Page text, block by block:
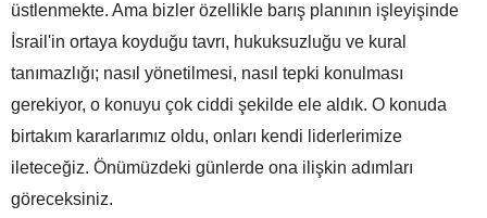
üstlenmekte. Ama bizler özellikle barış planının işleyişinde
İsrail'in ortaya koyduğu tavrı, hukuksuzluğu ve kural
tanımazlığı; nasıl yönetilmesi, nasıl tepki konulması
gerekiyor, o konuyu çok ciddi şekilde ele aldık. O konuda
birtakım kararlarımız oldu, onları kendi liderlerimize
ileteceğiz. Önümüzdeki günlerde ona ilişkin adımları
göreceksiniz.